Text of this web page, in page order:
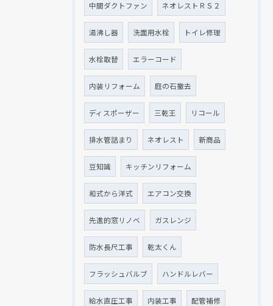
中間ダクトファン ネオレストＲＳ２
湯沸し器 洗面用水栓 トイレ修理
水栓取替 エラーコード
内装リフォーム 庭の石撤去
ディスポーザー 三乾王 リコール
排水管詰まり ネオレスト 新商品
豆知識 キッチンリフォーム
和式から洋式 エアコン交換
先進的窓リノベ ガスレンジ
防水長尺工事 乾太くん
フラッシュバルブ ハンドルレバー
給水直圧工事 内装工事 配管補修